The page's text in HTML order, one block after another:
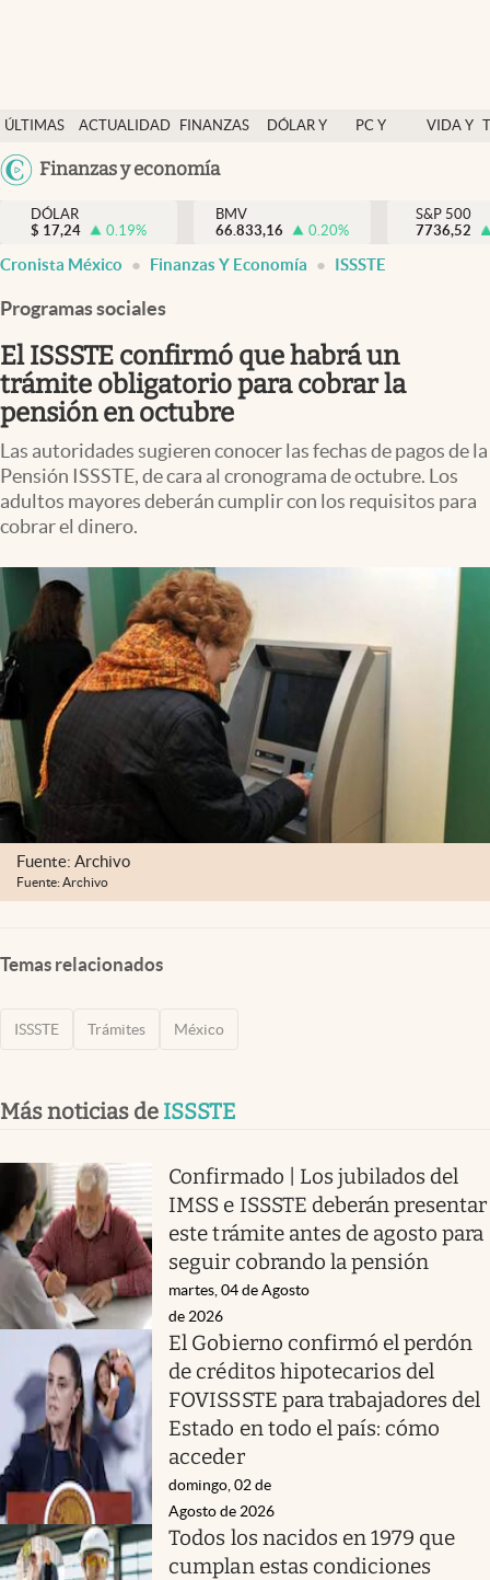
ÚLTIMAS
NOTICIAS
ACTUALIDAD
FINANZAS
DÓLAR Y
PC Y
VIDA Y
México
Finanzas y economía
Actualidad
Finanzas y economía
Dólar y mercados
Pc y celular
Vida y estilo
Tv
Clima
Mediakit
abre en nueva pestaña
México
DÓLAR
$ 17,24 0.19%
BMV
66.833,16
0.20%
S&P 500
7736,52
Cronista México Finanzas Y Economía ISSSTE
Programas sociales
El ISSSTE confirmó que habrá un
trámite obligatorio para cobrar la
pensión en octubre
Las autoridades sugieren conocer las fechas de pagos de la
Pensión ISSSTE, de cara al cronograma de octubre. Los
adultos mayores deberán cumplir con los requisitos para
cobrar el dinero.
Fuente: Archivo
Fuente: Archivo
Temas relacionados
ISSSTE Trámites México
Más noticias de ISSSTE
Confirmado | Los jubilados del
IMSS e ISSSTE deberán presentar
este trámite antes de agosto para
seguir cobrando la pensión
martes, 04 de Agosto
de 2026
El Gobierno confirmó el perdón
de créditos hipotecarios del
FOVISSSTE para trabajadores del
Estado en todo el país: cómo
acceder
domingo, 02 de
Agosto de 2026
Todos los nacidos en 1979 que
cumplan estas condiciones